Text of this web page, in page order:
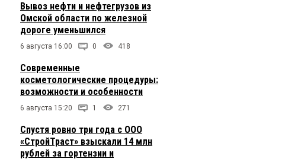
Вывоз нефти и нефтегрузов из
Омской области по железной
дороге уменьшился
6 августа 16:00 0 418
Современные
косметологические процедуры:
возможности и особенности
6 августа 15:20 1 271
Спустя ровно три года с ООО
«СтройТраст» взыскали 14 млн
рублей за гортензии и